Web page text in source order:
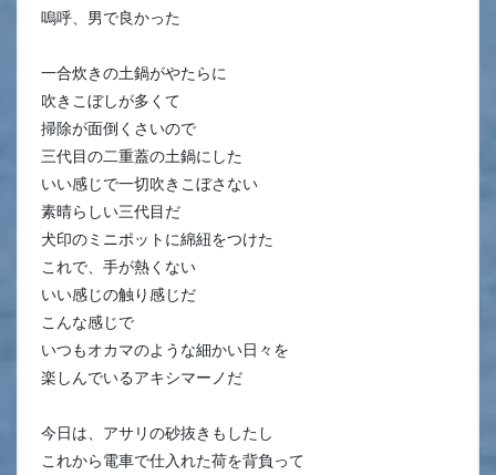
嗚呼、男で良かった
一合炊きの土鍋がやたらに
吹きこぼしが多くて
掃除が面倒くさいので
三代目の二重蓋の土鍋にした
いい感じで一切吹きこぼさない
素晴らしい三代目だ
犬印のミニポットに綿紐をつけた
これで、手が熱くない
いい感じの触り感じだ
こんな感じで
いつもオカマのような細かい日々を
楽しんでいるアキシマーノだ
今日は、アサリの砂抜きもしたし
これから電車で仕入れた荷を背負って